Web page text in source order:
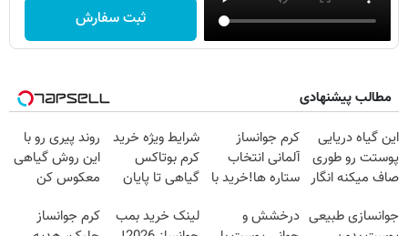
ثبت سفارش
مطالب پیشنهادی
این گیاه دریایی
پوستت رو طوری
صاف میکنه انگار
شدی🔥
کرم جوانساز
آلمانی انتخاب
ستاره ها!خرید با
شرایط ویژه خرید
کرم بوتاکس
گیاهی تا پایان
روند پیری رو با
این روش گیاهی
معکوس کن
جوانسازی طبیعی درخشش و
لینک خرید بمب
کرم جوانساز